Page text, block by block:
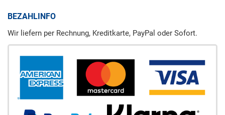
BEZAHLINFO
Wir liefern per Rechnung, Kreditkarte, PayPal oder Sofort.